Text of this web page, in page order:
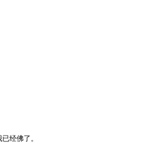
经佛了。